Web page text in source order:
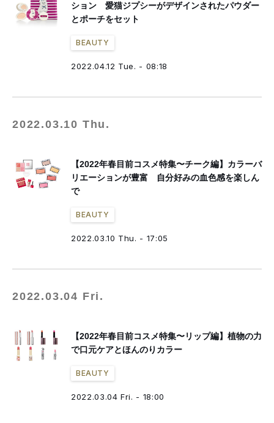
ション 愛猫ジプシーがデザインされたパウダー
とポーチをセット
BEAUTY
2022.04.12 Tue. - 08:18
2022.03.10 Thu.
【2022年春目前コスメ特集〜チーク編】カラーバ
リエーションが豊富 自分好みの血色感を楽しん
で
BEAUTY
2022.03.10 Thu. - 17:05
2022.03.04 Fri.
【2022年春目前コスメ特集〜リップ編】植物の力
で口元ケアとほんのりカラー
BEAUTY
2022.03.04 Fri. - 18:00